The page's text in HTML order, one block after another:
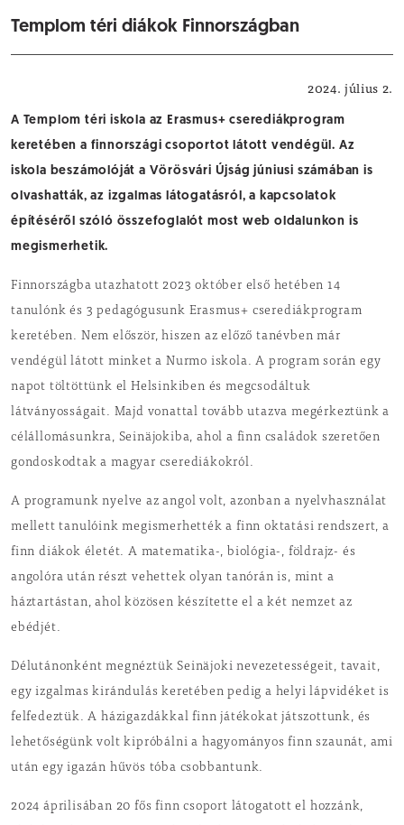
Templom téri diákok Finnországban
2024. július 2.
A Templom téri iskola az Erasmus+ cserediákprogram
keretében a finnországi csoportot látott vendégül. Az
iskola beszámolóját a Vörösvári Újság júniusi számában is
olvashatták, az izgalmas látogatásról, a kapcsolatok
építéséről szóló összefoglalót most web oldalunkon is
megismerhetik.
Finnországba utazhatott 2023 október első hetében 14
tanulónk és 3 pedagógusunk Erasmus+ cserediákprogram
keretében. Nem először, hiszen az előző tanévben már
vendégül látott minket a Nurmo iskola. A program során egy
napot töltöttünk el Helsinkiben és megcsodáltuk
látványosságait. Majd vonattal tovább utazva megérkeztünk a
célállomásunkra, Seinäjokiba, ahol a finn családok szeretően
gondoskodtak a magyar cserediákokról.
A programunk nyelve az angol volt, azonban a nyelvhasználat
mellett tanulóink megismerhették a finn oktatási rendszert, a
finn diákok életét. A matematika-, biológia-, földrajz- és
angolóra után részt vehettek olyan tanórán is, mint a
háztartástan, ahol közösen készítette el a két nemzet az
ebédjét.
Délutánonként megnéztük Seinäjoki nevezetességeit, tavait,
egy izgalmas kirándulás keretében pedig a helyi lápvidéket is
felfedeztük. A házigazdákkal finn játékokat játszottunk, és
lehetőségünk volt kipróbálni a hagyományos finn szaunát, ami
után egy igazán hűvös tóba csobbantunk.
2024 áprilisában 20 fős finn csoport látogatott el hozzánk,